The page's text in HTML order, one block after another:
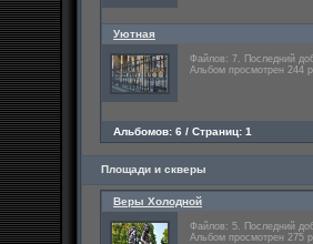
Уютная
Файлов: 7. Последний
Альбом просмотрен 244
Альбомов: 6 / Страниц: 1
Площади и скверы
Веры Холодной
Файлов: 5. Последний
Альбом просмотрен 275